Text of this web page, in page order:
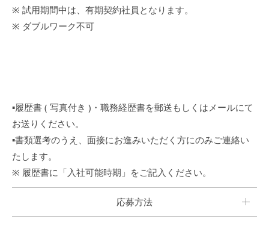
※ 試用期間中は、有期契約社員となります。
※ ダブルワーク不可
▪︎履歴書 ( 写真付き )・職務経歴書を郵送もしくはメールにて
お送りください。
▪︎書類選考のうえ、面接にお進みいただく方にのみご連絡い
たします。
※ 履歴書に「入社可能時期」をご記入ください。
応募方法